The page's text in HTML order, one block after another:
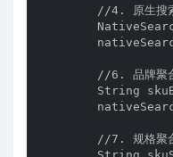
//4. 原生搜
//6. 品牌聚
String
//7. 规格聚